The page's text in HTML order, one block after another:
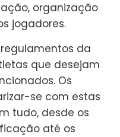
organização
jogadores.
da
que desejam
Os
se com estas
tudo, desde os
até os